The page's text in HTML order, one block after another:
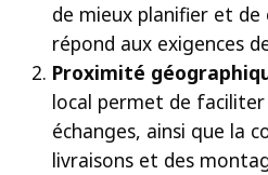
de mieux planifier et de
répond aux exigences
Proximité
local permet de
échanges, ainsi que la
livraisons et des